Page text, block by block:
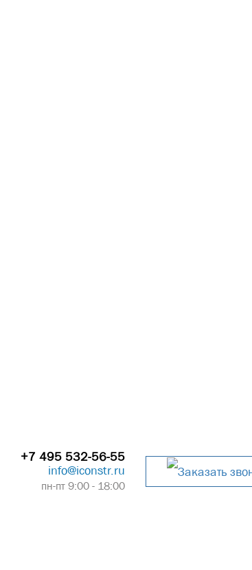
+7 495 532-56-55
info@iconstr.ru
пн-пт 9:00 - 18:00